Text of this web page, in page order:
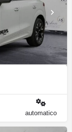
automatico